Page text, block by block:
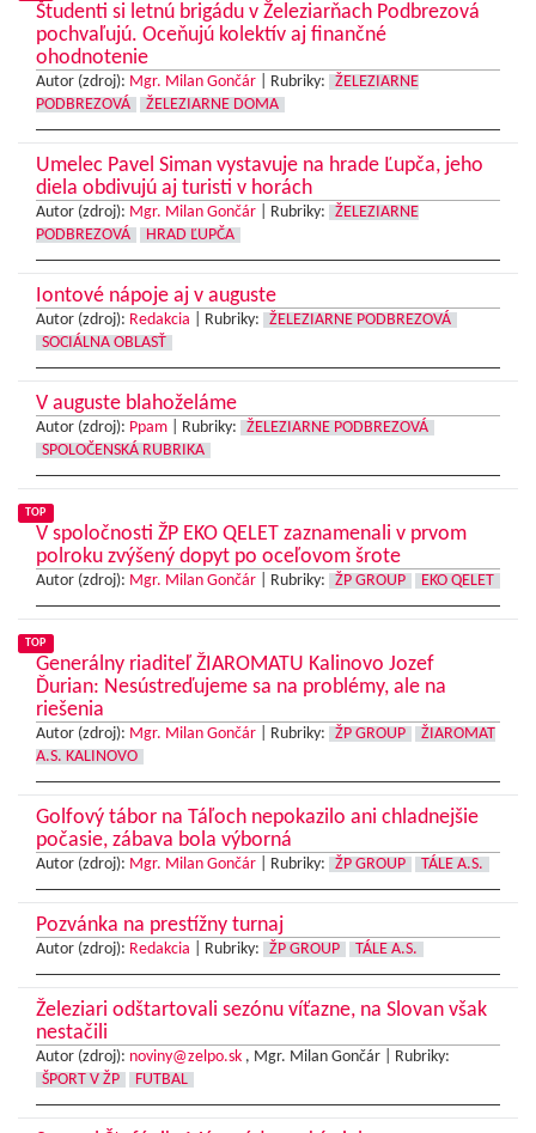
Študenti si letnú brigádu v Železiarňach Podbrezová
pochvaľujú. Oceňujú kolektív aj finančné
ohodnotenie
Autor (zdroj): Mgr. Milan Gončár Rubriky:
ŽELEZIARNE
PODBREZOVÁ
ŽELEZIARNE DOMA
Umelec Pavel Siman vystavuje na hrade Ľupča, jeho
diela obdivujú aj turisti v horách
Autor (zdroj): Mgr. Milan Gončár Rubriky:
ŽELEZIARNE
PODBREZOVÁ
HRAD ĽUPČA
Iontové nápoje aj v auguste
Autor (zdroj): Redakcia Rubriky:
ŽELEZIARNE PODBREZOVÁ
SOCIÁLNA OBLASŤ
V auguste blahoželáme
Autor (zdroj): Ppam Rubriky:
ŽELEZIARNE PODBREZOVÁ
SPOLOČENSKÁ RUBRIKA
TOP
V spoločnosti ŽP EKO QELET zaznamenali v prvom
polroku zvýšený dopyt po oceľovom šrote
Autor (zdroj): Mgr. Milan Gončár Rubriky: ŽP GROUP EKO QELET
TOP
Generálny riaditeľ ŽIAROMATU Kalinovo Jozef
Ďurian: Nesústreďujeme sa na problémy, ale na
riešenia
Autor (zdroj): Mgr. Milan Gončár Rubriky: ŽP GROUP
ŽIAROMAT
A.S. KALINOVO
Golfový tábor na Táľoch nepokazilo ani chladnejšie
počasie, zábava bola výborná
Autor (zdroj): Mgr. Milan Gončár Rubriky: ŽP GROUP TÁLE A.S.
Pozvánka na prestížny turnaj
Autor (zdroj): Redakcia Rubriky: ŽP GROUP TÁLE A.S.
Železiari odštartovali sezónu víťazne, na Slovan však
nestačili
Autor (zdroj): noviny@zelpo.sk , Mgr. Milan Gončár |
Rubriky:
ŠPORT V ŽP
FUTBAL